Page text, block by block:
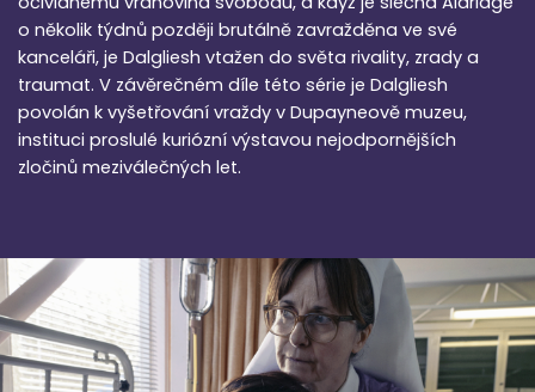
o několik týdnů později brutálně zavražděna ve své
kanceláři, je Dalgliesh vtažen do světa rivality, zrady a
traumat. V závěrečném díle této série je Dalgliesh
povolán k vyšetřování vraždy v Dupayneově muzeu,
instituci proslulé kuriózní výstavou nejodpornějších
zločinů meziválečných let.